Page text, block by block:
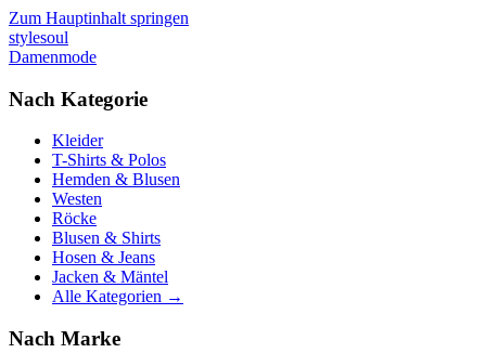
Zum Hauptinhalt springen
stylesoul
Damenmode
Nach Kategorie
Kleider
T-Shirts & Polos
Hemden & Blusen
Westen
Röcke
Blusen & Shirts
Hosen & Jeans
Jacken & Mäntel
Alle Kategorien →
Nach Marke